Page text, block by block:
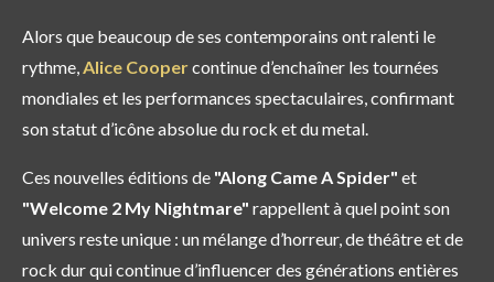
Alors que beaucoup de ses contemporains ont ralenti le
rythme,Alice Coopercontinue d’enchaîner les tournées
mondiales et les performances spectaculaires, confirmant
son statut d’icône absolue du rock et du metal.
Ces nouvelles éditions de "Along Came A Spider" et
"Welcome 2 My Nightmare" rappellent à quel point son
univers reste unique : un mélange d’horreur, de théâtre et de
rock dur qui continue d’influencer des générations entières